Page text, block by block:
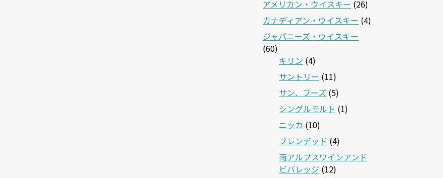
アメリカン・ウイスキー (26)
カナディアン・ウイスキー (4)
ジャパニーズ・ウイスキー
(60)
キリン (4)
サントリー (11)
サン．フーズ (5)
シングルモルト (1)
ニッカ (10)
ブレンデッド (4)
南アルプスワインアンド
ビバレッジ (12)